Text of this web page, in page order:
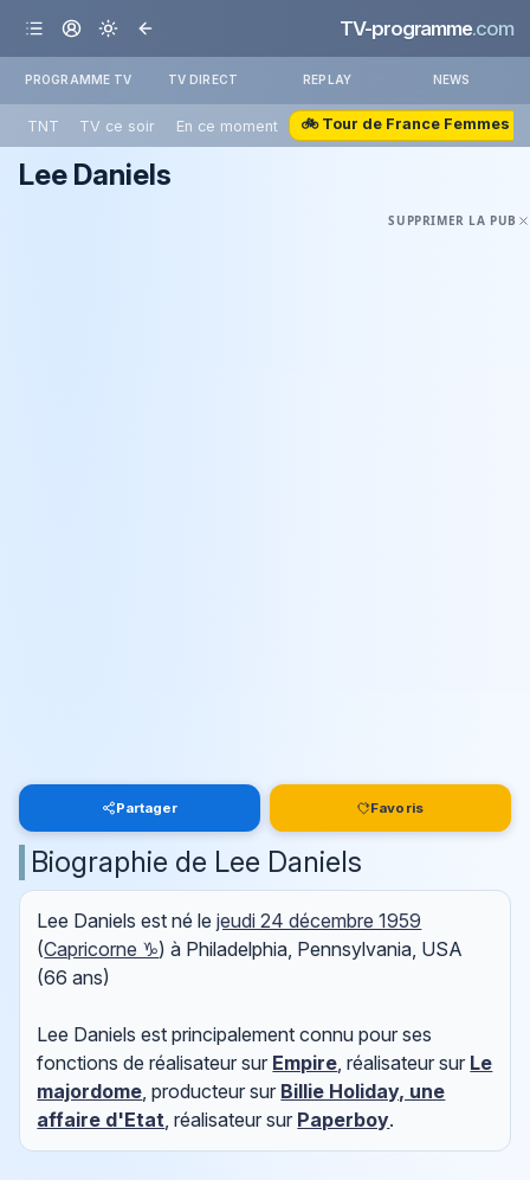
TV-programme.com
PROGRAMME TV TV DIRECT REPLAY NEWS
TNT TV ce soir En ce moment 🚲 Tour de France Femmes
Lee Daniels
SUPPRIMER LA PUB
Partager Favoris
Biographie de Lee Daniels
Lee Daniels est né lejeudi 24 décembre 1959
(Capricorne ♑) à Philadelphia, Pennsylvania, USA
(66 ans)
Lee Daniels est principalement connu pour ses
fonctions de réalisateur sur Empire, réalisateur sur Le
majordome, producteur sur Billie Holiday, une
affaire d'Etat, réalisateur sur Paperboy.